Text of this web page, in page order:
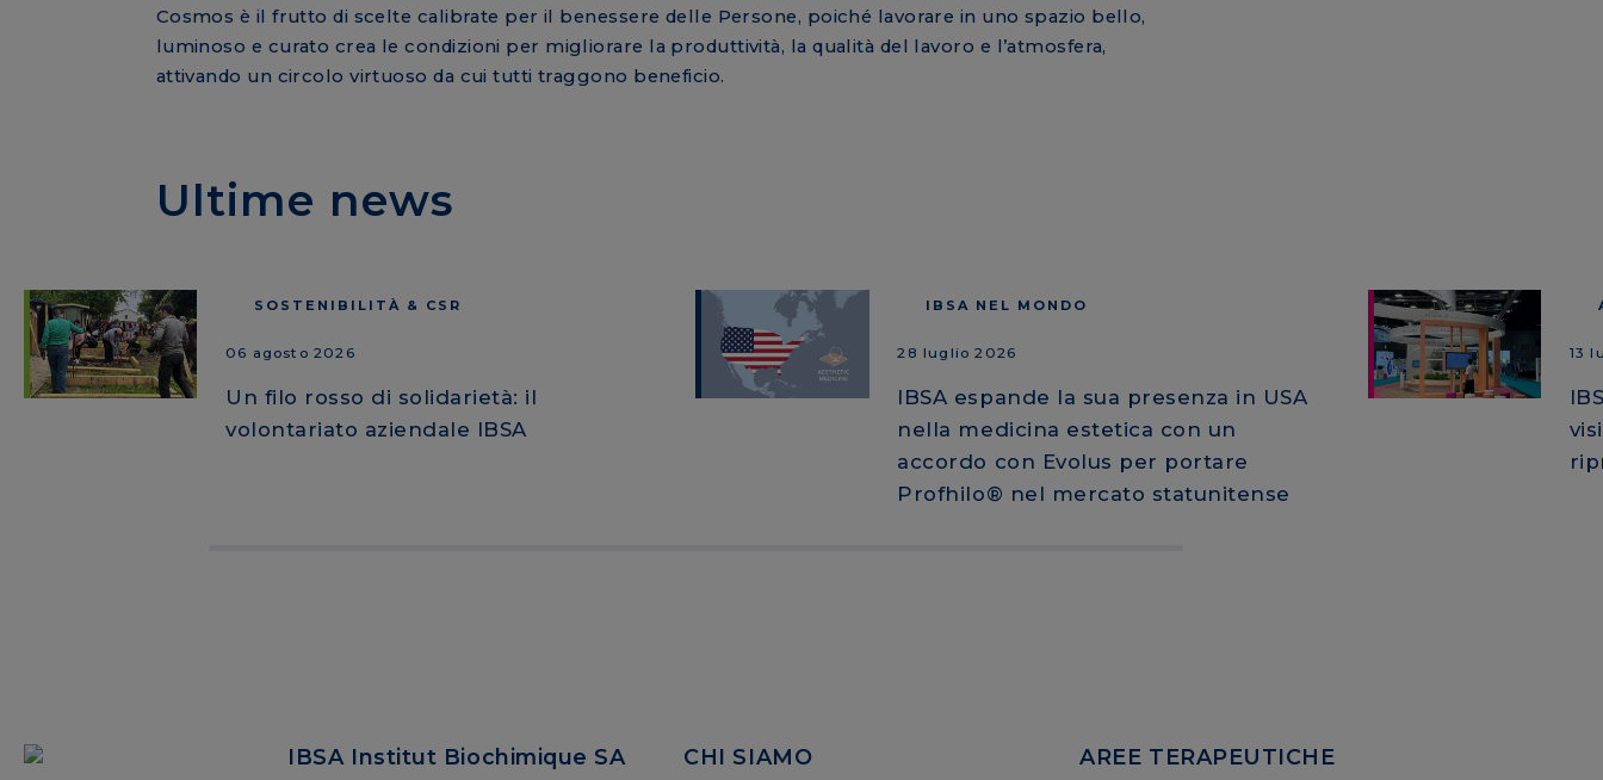
Cosmos è il frutto di scelte calibrate per il benessere delle Persone, poiché lavorare in uno spazio bello,
luminoso e curato crea le condizioni per migliorare la produttività, la qualità del lavoro e l’atmosfera,
attivando un circolo virtuoso da cui tutti traggono beneficio.
Ultime news
SOSTENIBILITÀ & CSR
06 agosto 2026
Un filo rosso di solidarietà: il
volontariato aziendale IBSA
IBSA NEL MONDO
28 luglio 2026
IBSA espande la sua presenza in USA
nella medicina estetica con un
accordo con Evolus per portare
Profhilo® nel mercato statunitense
13
IBSA Institut Biochimique SA CHI SIAMO AREE TERAPEUTICHE